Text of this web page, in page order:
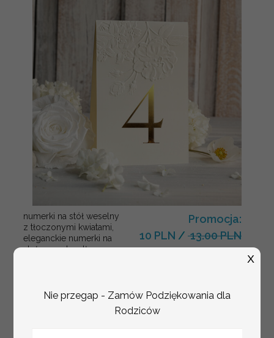
numerki na stół weselny
z tłoczonymi kwiatami,
eleganckie numerki na
stoły weselne, tłoczone
kwiaty
Promocja:
10 PLN / 13.00 PLN
Nie przegap - Zamów Podziękowania dla
Rodziców
X